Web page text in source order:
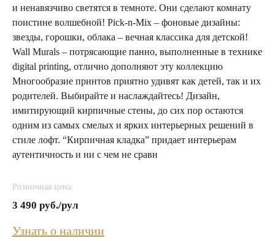
и ненавязчиво светятся в темноте. Они сделают комнату
поистине волшебной! Pick-n-Mix – фоновые дизайны:
звезды, горошки, облака – вечная классика для детской!
Wall Murals – потрясающие панно, выполненные в технике
digital printing, отлично дополняют эту коллекцию
Многообразие принтов приятно удивят как детей, так и их
родителей. Выбирайте и наслаждайтесь! Дизайн,
имитирующий кирпичные стены, до сих пор остаются
одним из самых смелых и ярких интерьерных решений в
стиле лофт. “Кирпичная кладка” придает интерьерам
аутентичность и ни с чем не сравн
Розничная цена:
3 490 руб./рул
Узнать о наличии